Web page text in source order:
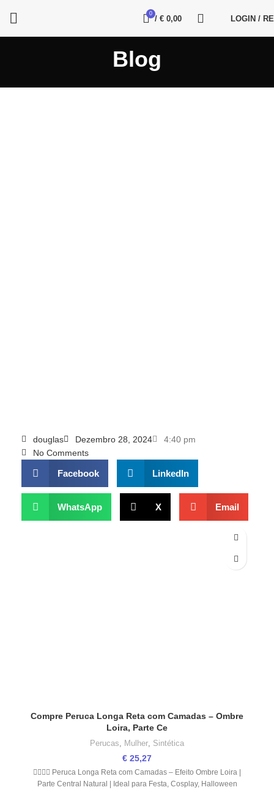
0
/ € 0,00 LOGIN /
Blog
douglas Dezembro 28, 2024
4:40 pm
No Comments
Facebook LinkedIn
WhatsApp X Email
Compre Peruca Longa Reta com Camadas – Ombre
Loira, Parte Ce
Perucas, Mulher, Sintética
€ 25,27
💁🏼‍♀️✨ Peruca Longa Reta com Camadas – Efeito Ombre Loira |
Parte Central Natural | Ideal para Festa, Cosplay, Halloween